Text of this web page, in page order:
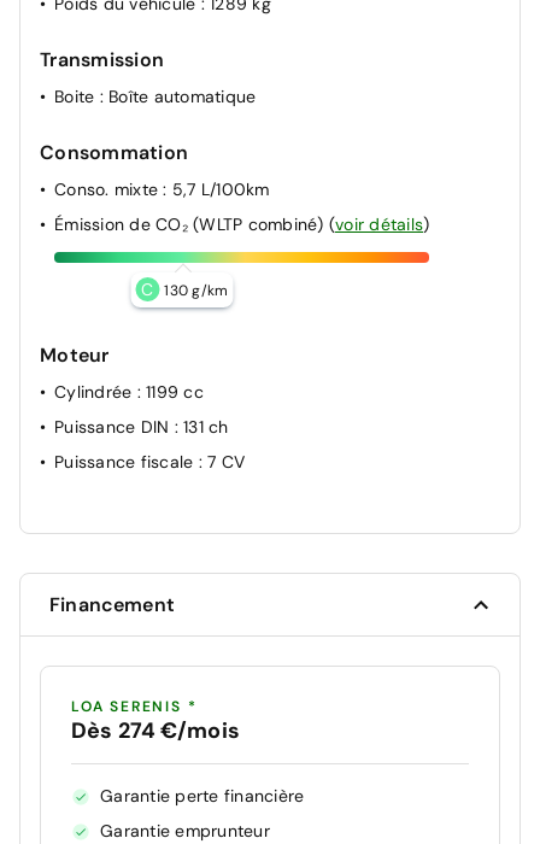
Transmission
Boite : Boîte automatique
Consommation
Conso. mixte: 5,7 L/100km
Émission de CO₂ (WLTP combiné) (voir détails)
C 130 g/km
Moteur
Cylindrée : 1199 cc
Puissance DIN : 131 ch
Puissance fiscale : 7 CV
Financement
LOA SERENIS *
Dès 274 €/mois
Garantie perte financière
Garantie emprunteur